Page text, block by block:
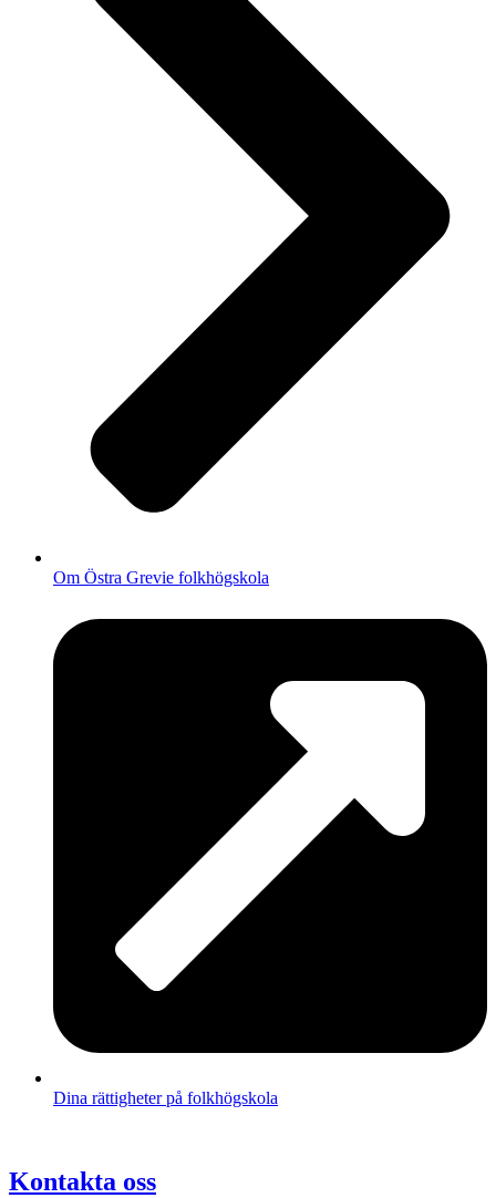
Om Östra Grevie folkhögskola
Dina rättigheter på folkhögskola
Kontakta oss